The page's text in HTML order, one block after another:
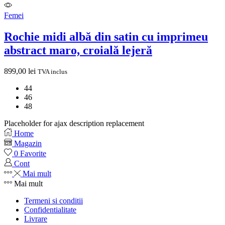
Femei
Rochie midi albă din satin cu imprimeu
abstract maro, croială lejeră
899,00 lei TVA inclus
44
46
48
Placeholder for ajax description replacement
Home
Magazin
0 Favorite
Cont
Mai mult
Mai mult
Termeni si conditii
Confidentialitate
Livrare